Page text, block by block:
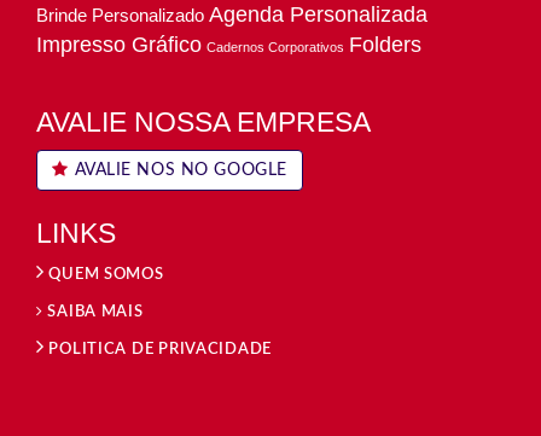
Brinde Personalizado Agenda Personalizada
Impresso Gráfico Cadernos Corporativos Folders
AVALIE NOSSA EMPRESA
AVALIE NOS NO GOOGLE
LINKS
QUEM SOMOS
SAIBA MAIS
POLITICA DE PRIVACIDADE